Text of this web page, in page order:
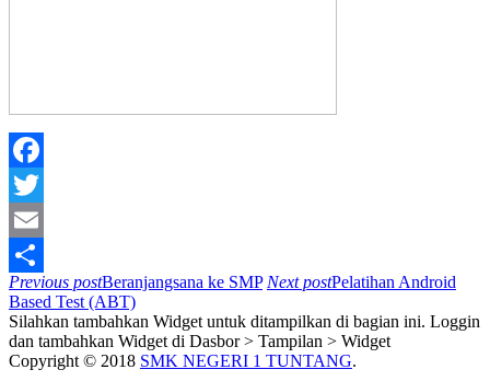
Facebook
Twitter
Email
Share
Previous postBeranjangsana ke SMP Next postPelatihan Android
Based Test (ABT)
Silahkan tambahkan Widget untuk ditampilkan di bagian ini. Loggin
dan tambahkan Widget di Dasbor > Tampilan > Widget
Copyright © 2018 SMK NEGERI 1 TUNTANG.